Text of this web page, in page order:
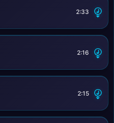
2:33
2:16
2:15